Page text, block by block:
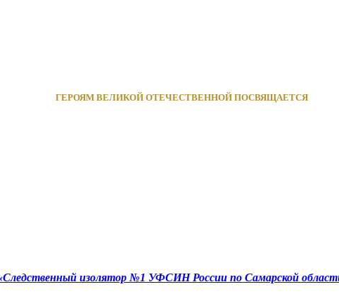
ГЕРОЯМ ВЕЛИКОЙ ОТЕЧЕСТВЕННОЙ ПОСВЯЩАЕТСЯ
изолятор №1 УФСИН России по Самарской